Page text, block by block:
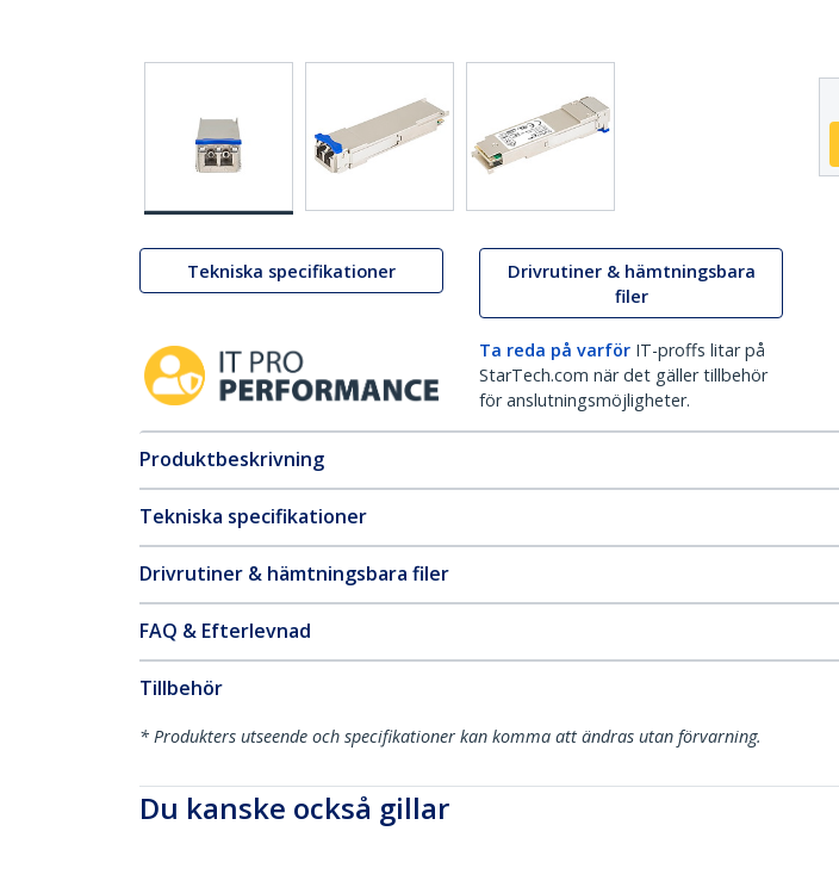
Tekniska specifikationer
Drivrutiner & hämtningsbara
filer
Ta reda på varför IT-proffs litar på
StarTech.com när det gäller tillbehör
för anslutningsmöjligheter.
Produktbeskrivning
Tekniska specifikationer
Drivrutiner & hämtningsbara filer
FAQ & Efterlevnad
Tillbehör
* Produkters utseende och specifikationer kan komma att ändras utan förvarning.
Du kanske också gillar